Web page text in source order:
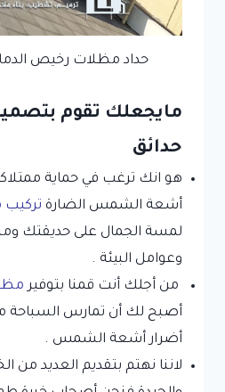
حداد مظلات رخيص
مايجعلك تقوم
حدائق
هو انك ترغب في حماية
أشعة الشمس الضارة
لمسة الجمال على حديقتك
وعوامل البيئة .
من أجلك أنت قمنا بتوفير
أصبح لك أن تمارس السباحة
أضرار أشعة الشمس .
لاننا نهتم بتقديم العديد من